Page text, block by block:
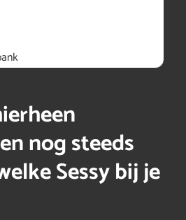
nog steeds
Sessy bij je